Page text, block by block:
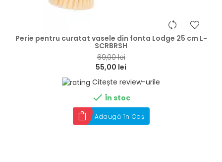
Perie pentru curatat vasele din fonta Lodge 25 cm L-
SCRBRSH
69,00 lei
55,00 lei
Citește review-urile
 În stoc
Adaugă în Coș